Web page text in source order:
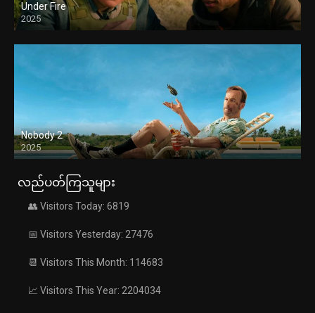
Under Fire
2025
Nobody 2
2025
လည်ပတ်ကြသူများ
👥 Visitors Today: 6819
📅 Visitors Yesterday: 27476
📆 Visitors This Month: 114683
📈 Visitors This Year: 2204034